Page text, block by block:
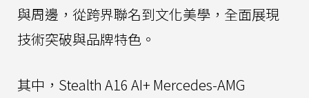
與周邊，從跨界聯名到文化美學，全面展現
技術突破與品牌特色。
其中，Stealth A16 AI+ Mercedes-AMG